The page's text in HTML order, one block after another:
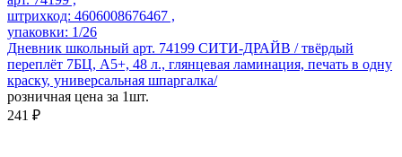
штрихкод: 4606008676467 ,
упаковки: 1/26
Дневник школьный арт. 74199 СИТИ-ДРАЙВ / твёрдый
переплёт 7БЦ, А5+, 48 л., глянцевая ламинация, печать в одну
краску, универсальная шпаргалка/
розничная цена за 1шт.
241 ₽